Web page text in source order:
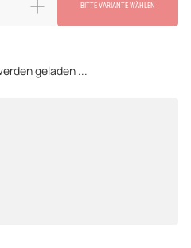
BITTE VARIANTE WÄHLEN
geladen ...